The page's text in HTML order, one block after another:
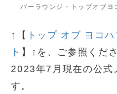
バーラウンジ・トップオブヨ
↑【 トップ オブ ヨコ
ト 】↑を、ご参照くだ
2023年7月現在の公式
す。